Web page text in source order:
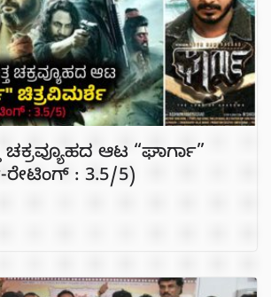
ಚಕ್ರವ್ಯೂಹದ ಆಟ “ಘಾರ್ಗಾ”
: 3.5/5)